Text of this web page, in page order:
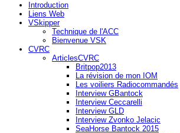
Introduction
Liens Web
VSkipper
Technique de l'ACC
Bienvenue VSK
CVRC
ArticlesCVRC
Britpop2013
La révision de mon IOM
Les voiliers Radiocommandés
Interview GBantock
Interview Ceccarelli
Interview GLD
Interview Zvonko Jelacic
SeaHorse Bantock 2015